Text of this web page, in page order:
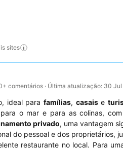
sites
comentários · Última atualização: 30
ideal para famílias, casaise
o mar e para as colinas,
privado, uma vantagem
do pessoal e dos proprietários,
restaurante no local. Para